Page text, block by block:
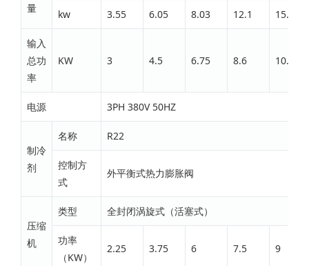
量
kw 3.55 6.05 8.03 12.1 15.1
输入
总功
率
KW 3 4.5 6.75 8.6 10.1
电源 3PH 380V 50HZ
制冷
剂
名称 R22
控制方
式
外平衡式热力膨胀阀
压缩
机
类型 全封闭涡旋式（活塞式）
功率
（KW）
2.25 3.75 6 7.5 9